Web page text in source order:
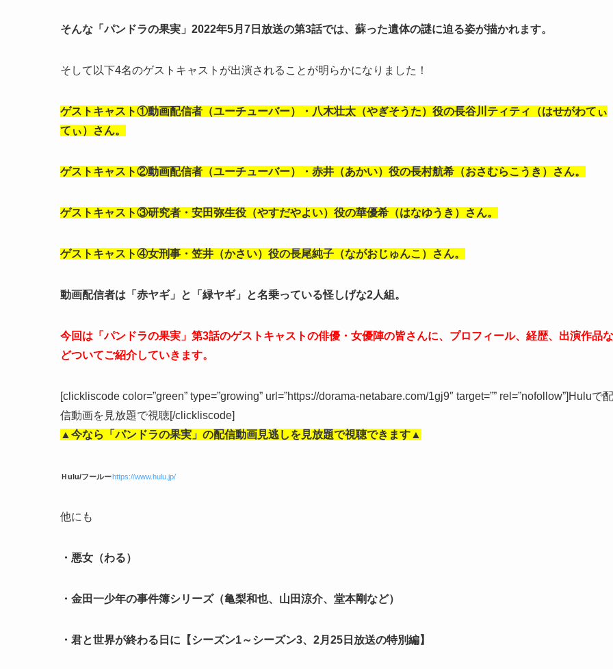
そんな「パンドラの果実」2022年5月7日放送の第3話では、蘇った遺体の謎に迫る姿が描かれます。
そして以下4名のゲストキャストが出演されることが明らかになりました！
ゲストキャスト①動画配信者（ユーチューバー）・八木壮太（やぎそうた）役の長谷川ティティ（はせがわてぃ
てぃ）さん。
ゲストキャスト②動画配信者（ユーチューバー）・赤井（あかい）役の長村航希（おさむらこうき）さん。
ゲストキャスト③研究者・安田弥生役（やすだやよい）役の華優希（はなゆうき）さん。
ゲストキャスト④女刑事・笠井（かさい）役の長尾純子（ながおじゅんこ）さん。
動画配信者は「 赤ヤギ」と「 緑ヤギ」と名乗っている怪しげな2人組。
今回は「パンドラの果実」第3話のゲストキャストの俳優・女優陣の皆さんに、プロフィール、経歴、出演作品な
どついてご紹介していきます。
[clickliscode color=”green” type=”growing” url=”https://dorama-netabare.com/1gj9″ target=”” rel=”nofollow”]Huluで配
信動画を見放題で視聴[/clickliscode]
▲今なら「パンドラの果実」の配信動画見逃しを見放題で視聴できます▲
Ｈulu/フールーhttps://www.hulu.jp/
他にも
・悪女（わる）
・金田一少年の事件簿シリーズ（亀梨和也、山田涼介、堂本剛など）
・君と世界が終わる日に【シーズン1～シーズン3、2月25日放送の特別編】